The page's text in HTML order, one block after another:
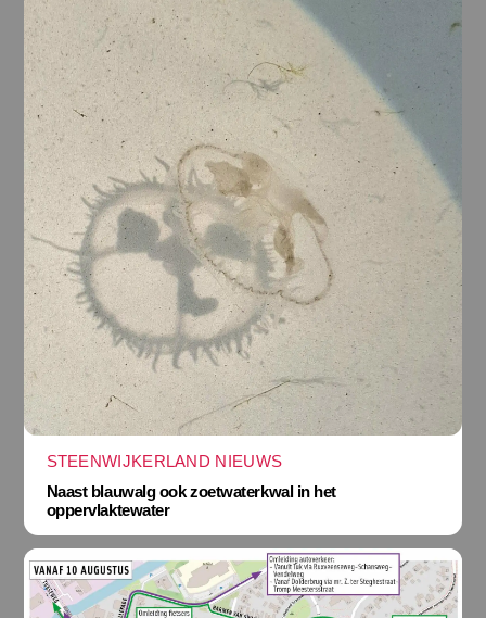
STEENWIJKERLAND NIEUWS
Naast blauwalg ook zoetwaterkwal in het
oppervlaktewater